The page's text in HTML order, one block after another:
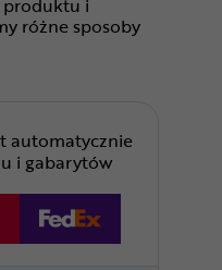
różne sposoby
automatycznie
i gabarytów